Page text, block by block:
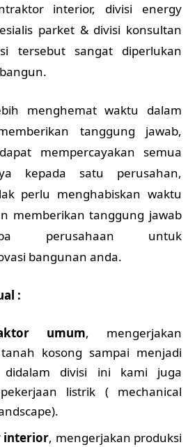
interior, divisi energy
parket & divisi konsultan
tersebut sangat diperlukan
menghemat waktu dalam
tanggung jawab,
mempercayakan semua
kepada satu perusahan,
perlu menghabiskan waktu
memberikan tanggung jawab
perusahaan untuk
bangunan anda.
:
umum, mengerjakan
kosong sampai menjadi
didalam divisi ini kami juga
listrik ( mechanical
interior, mengerjakan produksi